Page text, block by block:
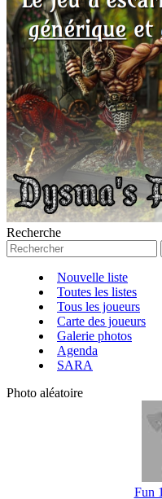
Recherche
Nouvelle liste
Toutes les listes
Tous les joueurs
Carte des joueurs
Galerie photos
Agenda
SARA
Photo aléatoire
Fun 1